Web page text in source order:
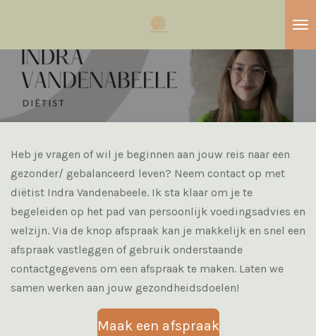
naar
hoofdinhoud
Heb je vragen of wil je beginnen aan jouw reis naar een
gezonder/ gebalanceerd leven? Neem contact op met
diëtist Indra Vandenabeele. Ik sta klaar om je te
begeleiden op het pad van persoonlijk voedingsadvies en
welzijn. Via de knop afspraak kan je makkelijk en snel een
afspraak vastleggen of gebruik onderstaande
contactgegevens om een afspraak te maken. Laten we
samen werken aan jouw gezondheidsdoelen!
Maak een afspraak